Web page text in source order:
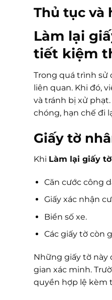
Thủ tục và
Làm lại
tiết kiệm
Trong quá trình sử
liên quan. Khi đó,
và tránh bị xử
chóng, hạn chế đi
Giấy tờ
Khi Làm lại giấy
Căn cước công
Giấy xác nhận
Biển số xe.
Các giấy tờ còn
Những giấy tờ này
gian xác minh.
quyền hợp lệ kèm